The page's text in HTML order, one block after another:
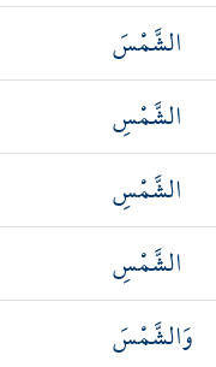
الشَّمْسَ
الشَّمْسِ
الشَّمْسِ
الشَّمْسِ
وَالشَّمْسَ